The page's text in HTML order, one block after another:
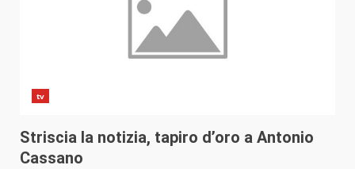
tv
Striscia la notizia, tapiro d’oro a Antonio
Cassano